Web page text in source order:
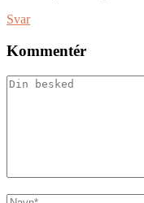
Svar
Kommentér